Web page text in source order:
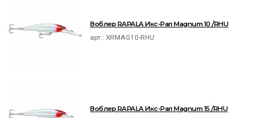
Воблер RAPALA Икс-Рап Magnum 10 /RHU
арт.:XRMAG10-RHU
Воблер RAPALA Икс-Рап Magnum 15 /RHU